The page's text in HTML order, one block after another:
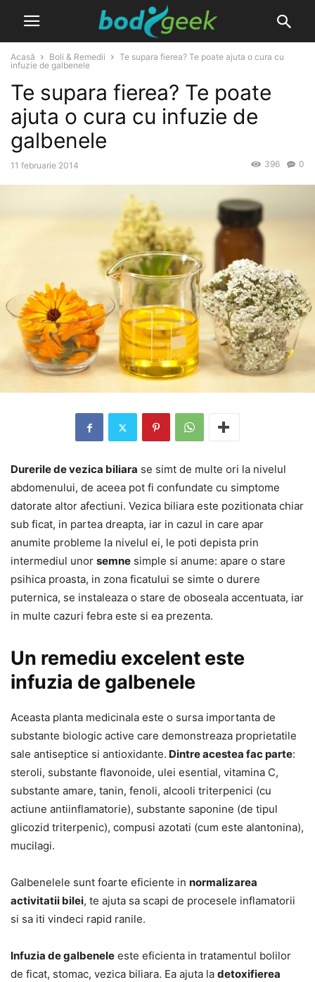
Acasă Boli & Remedii
Te supara fierea? Te poate ajuta o cura cu
infuzie de galbenele
Te supara fierea? Te poate
ajuta o cura cu infuzie de
galbenele
11 februarie 2014 0
396
Durerile de vezica biliara se simt de multe ori la nivelul
abdomenului, de aceea pot fi confundate cu simptome
datorate altor afectiuni. Vezica biliara este pozitionata chiar
sub ficat, in partea dreapta, iar in cazul in care apar
anumite probleme la nivelul ei, le poti depista prin
intermediul unor semne simple si anume: apare o stare
psihica proasta, in zona ficatului se simte o durere
puternica, se instaleaza o stare de oboseala accentuata, iar
in multe cazuri febra este si ea prezenta.
Un remediu excelent este
infuzia de galbenele
Aceasta planta medicinala este o sursa importanta de
substante biologic active care demonstreaza proprietatile
sale antiseptice si antioxidante. Dintre acestea fac parte:
steroli, substante flavonoide, ulei esential, vitamina C,
substante amare, tanin, fenoli, alcooli triterpenici (cu
actiune antiinflamatorie), substante saponine (de tipul
glicozid triterpenic), compusi azotati (cum este alantonina),
mucilagi.
Galbenelele sunt foarte eficiente in normalizarea
activitatii bilei, te ajuta sa scapi de procesele inflamatorii
si sa iti vindeci rapid ranile.
Infuzia de galbenele este eficienta in tratamentul bolilor
de ficat, stomac, vezica biliara. Ea ajuta la detoxifierea